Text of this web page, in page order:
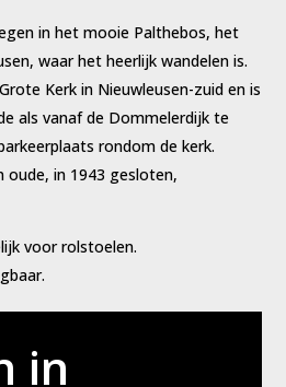
in het mooie Palthebos, het
waar het heerlijk wandelen is.
Kerk in Nieuwleusen-zuid en is
als vanaf de Dommelerdijk te
rondom de kerk.
oude, in 1943 gesloten,
voor rolstoelen.
in